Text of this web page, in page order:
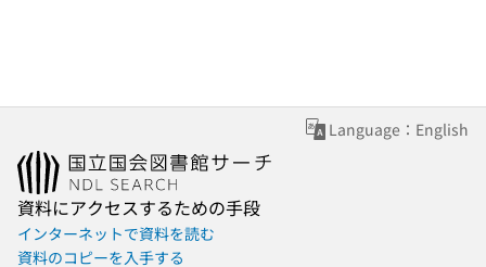
Language：English
資料にアクセスするための手段
インターネットで資料を読む
資料のコピーを入手する